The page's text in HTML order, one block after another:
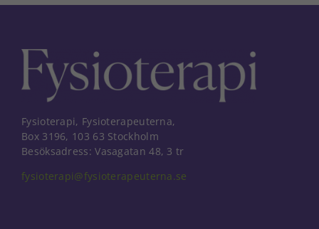
Fysioterapi, Fysioterapeuterna,
Box 3196, 103 63 Stockholm
Besöksadress: Vasagatan 48, 3 tr
fysioterapi@fysioterapeuterna.se